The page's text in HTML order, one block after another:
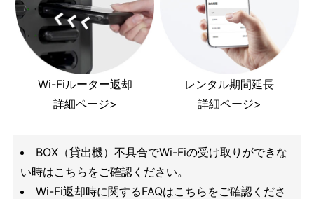
Wi-Fiルーター返却
詳細ページ>
レンタル期間延長
詳細ページ>
BOX（貸出機）不具合でWi-Fiの受け取りができな
い時はこちらをご確認ください。
Wi-Fi返却時に関するFAQはこちらをご確認くださ